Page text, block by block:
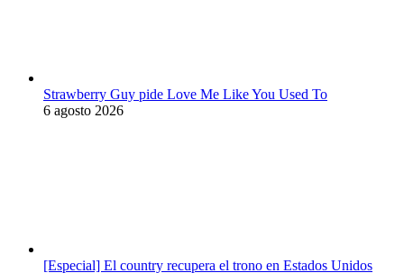
Strawberry Guy pide Love Me Like You Used To
6 agosto 2026
[Especial] El country recupera el trono en Estados Unidos